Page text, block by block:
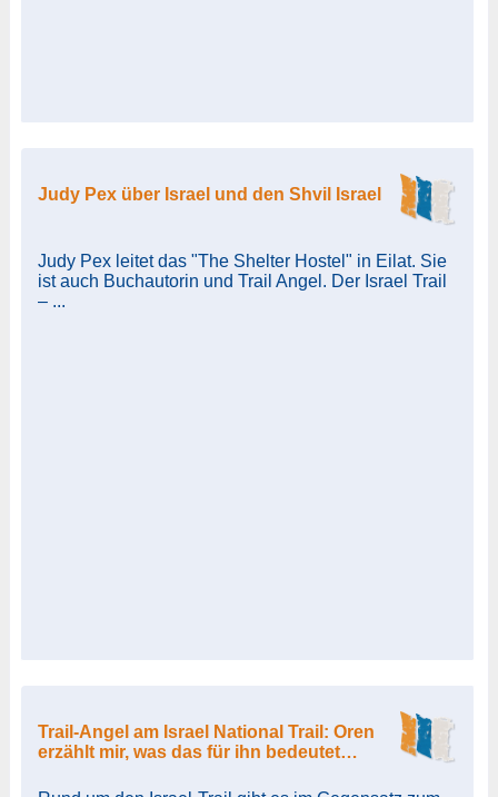
Judy Pex über Israel und den Shvil Israel
Judy Pex leitet das "The Shelter Hostel" in Eilat. Sie
ist auch Buchautorin und Trail Angel. Der Israel Trail
– ...
Trail-Angel am Israel National Trail: Oren
erzählt mir, was das für ihn bedeutet…